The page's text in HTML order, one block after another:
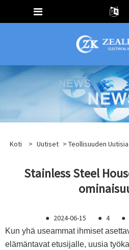
Koti > Uutiset > Teollisuuden Uutisia
Stainless Steel
● 2024-06-15 ● 4 ●
Kun yhä useammat ihmiset
elämäntavat etusijalle, uusia